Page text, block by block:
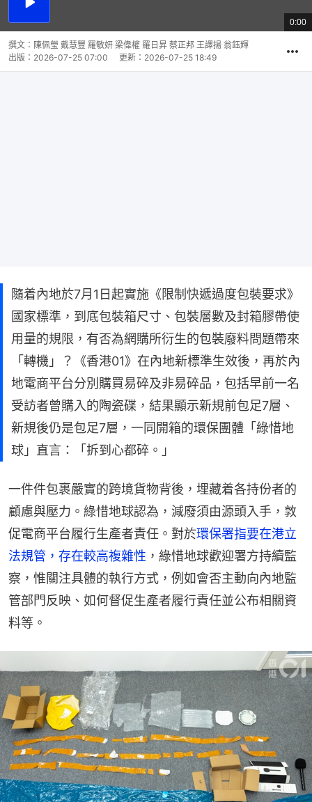
播
總
共
0:00
撰文： 陳佩瑩 戴慧豐 羅敏妍 梁偉權 羅日昇 蔡正邦 王譯揚 翁鈺輝
出版： 2026-07-25 07:00 更新： 2026-07-25 18:49
隨着內地於7月1日起實施《限制快遞過度包裝要求》
國家標準，到底包裝箱尺寸、包裝層數及封箱膠帶使
用量的規限，有否為網購所衍生的包裝廢料問題帶來
「轉機」？《香港01》在內地新標準生效後，再於內
地電商平台分別購買易碎及非易碎品，包括早前一名
受訪者曾購入的陶瓷碟，結果顯示新規前包足7層、
新規後仍是包足7層，一同開箱的環保團體「綠惜地
球」直言：「拆到心都碎。」
一件件包裹嚴實的跨境貨物背後，埋藏着各持份者的
顧慮與壓力。綠惜地球認為，減廢須由源頭入手，敦
促電商平台履行生產者責任。對於環保署指要在港立
法規管，存在較高複雜性 ，綠惜地球歡迎署方持續監
察，惟關注具體的執行方式，例如會否主動向內地監
管部門反映、如何督促生產者履行責任並公布相關資
料等。